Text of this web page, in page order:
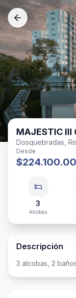
MAJESTIC III
Dosquebradas,
Desde
3
Alcobas
Descripción
3 alcobas, 2